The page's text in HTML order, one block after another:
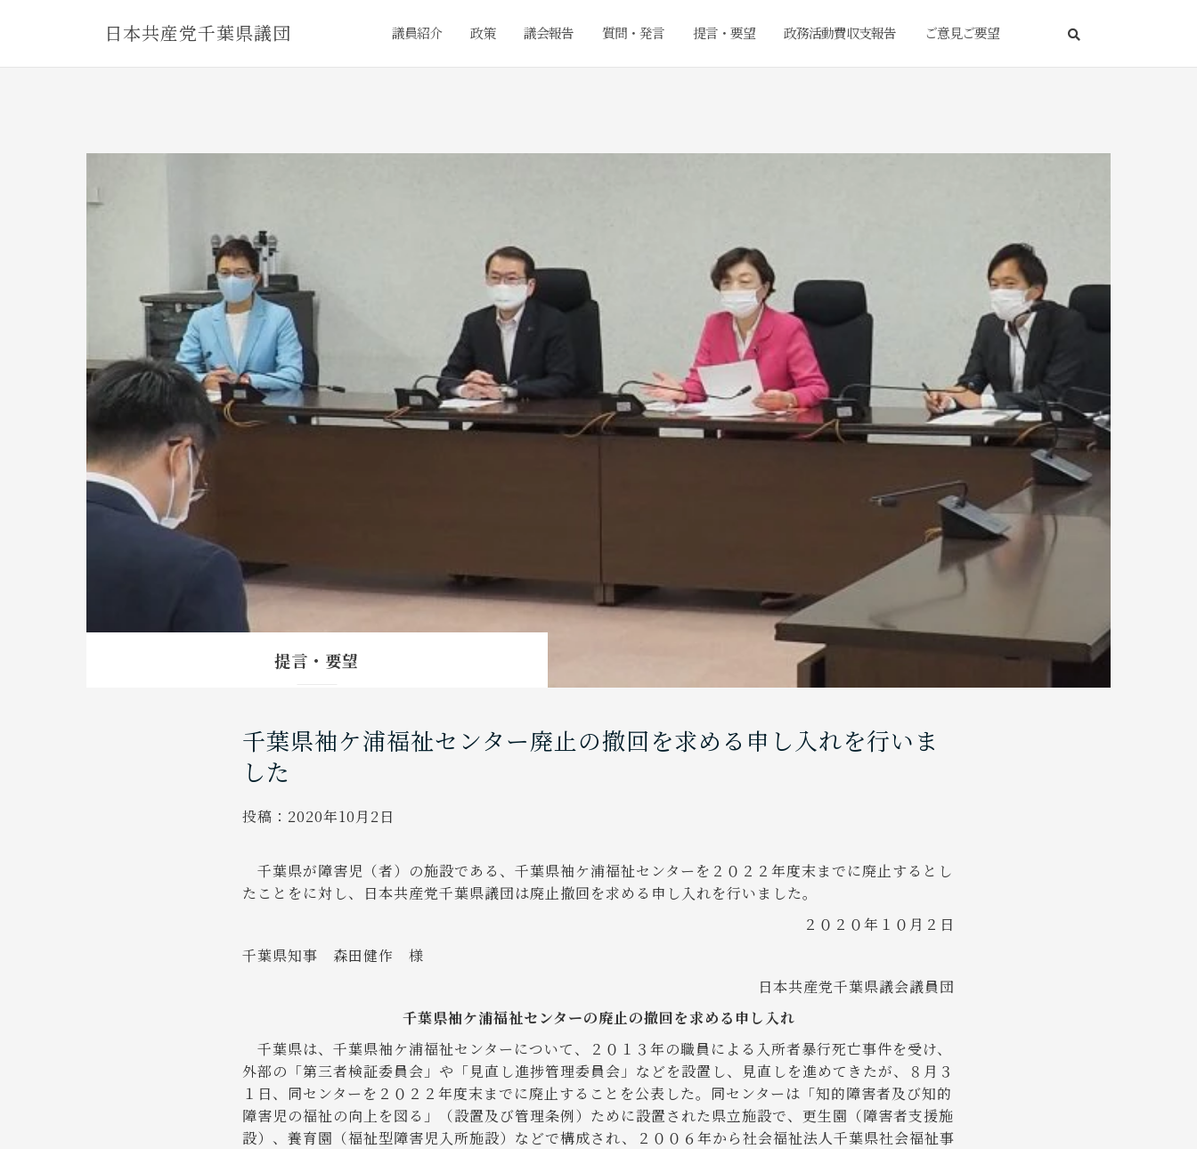
日本共産党千葉県議団 議員紹介 政策 議会報告 質問・発言 提言・要望 政務活動費収支報告 ご意見ご要望
提言・要望
千葉県袖ケ浦福祉センター廃止の撤回を求める申し入れを行いま
した
投稿： 2020年10月2日
千葉県が障害児（者）の施設である、千葉県袖ケ浦福祉センターを２０２２年度末までに廃止するとし
たことをに対し、日本共産党千葉県議団は廃止撤回を求める申し入れを行いました。
２０２０年１０月２日
千葉県知事 森田健作 様
日本共産党千葉県議会議員団
千葉県袖ケ浦福祉センターの廃止の撤回を求める申し入れ
千葉県は、千葉県袖ケ浦福祉センターについて、２０１３年の職員による入所者暴行死亡事件を受け、
外部の「第三者検証委員会」や「見直し進捗管理委員会」などを設置し、見直しを進めてきたが、８月３
１日、同センターを２０２２年度末までに廃止することを公表した。同センターは「知的障害者及び知的
障害児の福祉の向上を図る」（設置及び管理条例）ために設置された県立施設で、更生園（障害者支援施
設）、養育園（福祉型障害児入所施設）などで構成され、２００６年から社会福祉法人千葉県社会福祉事